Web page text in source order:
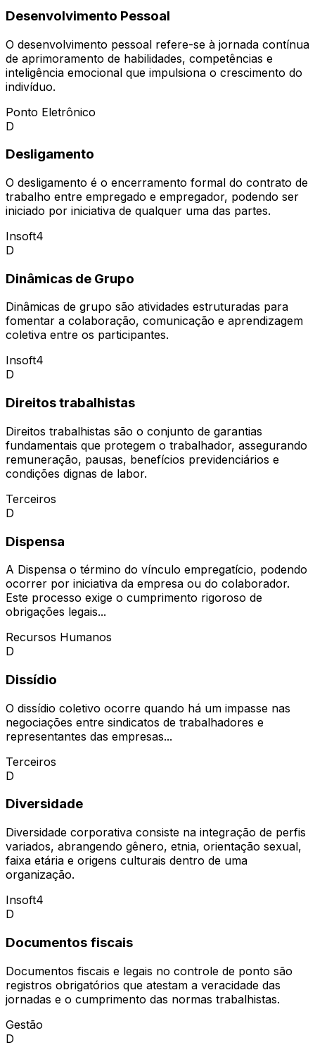
Desenvolvimento Pessoal
O desenvolvimento pessoal refere-se à jornada contínua
de aprimoramento de habilidades, competências e
inteligência emocional que impulsiona o crescimento do
indivíduo.
Ponto Eletrônico
D
Desligamento
O desligamento é o encerramento formal do contrato de
trabalho entre empregado e empregador, podendo ser
iniciado por iniciativa de qualquer uma das partes.
Insoft4
D
Dinâmicas de Grupo
Dinâmicas de grupo são atividades estruturadas para
fomentar a colaboração, comunicação e aprendizagem
coletiva entre os participantes.
Insoft4
D
Direitos trabalhistas
Direitos trabalhistas são o conjunto de garantias
fundamentais que protegem o trabalhador, assegurando
remuneração, pausas, benefícios previdenciários e
condições dignas de labor.
Terceiros
D
Dispensa
A Dispensa o término do vínculo empregatício, podendo
ocorrer por iniciativa da empresa ou do colaborador.
Este processo exige o cumprimento rigoroso de
obrigações legais...
Recursos Humanos
D
Dissídio
O dissídio coletivo ocorre quando há um impasse nas
negociações entre sindicatos de trabalhadores e
representantes das empresas...
Terceiros
D
Diversidade
Diversidade corporativa consiste na integração de perfis
variados, abrangendo gênero, etnia, orientação sexual,
faixa etária e origens culturais dentro de uma
organização.
Insoft4
D
Documentos fiscais
Documentos fiscais e legais no controle de ponto são
registros obrigatórios que atestam a veracidade das
jornadas e o cumprimento das normas trabalhistas.
Gestão
D